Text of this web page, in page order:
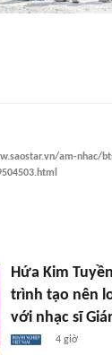
am-nhac/
Hứa Kim
trình tạo nên
với nhạc sĩ
4 giờ